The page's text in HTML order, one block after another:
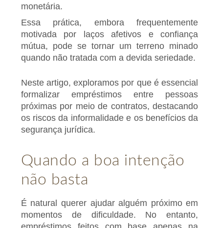
monetária.
Essa prática, embora frequentemente
motivada por laços afetivos e confiança
mútua, pode se tornar um terreno minado
quando não tratada com a devida seriedade.
Neste artigo, exploramos por que é essencial
formalizar empréstimos entre pessoas
próximas por meio de contratos, destacando
os riscos da informalidade e os benefícios da
segurança jurídica.
Quando a boa intenção
não basta
É natural querer ajudar alguém próximo em
momentos de dificuldade. No entanto,